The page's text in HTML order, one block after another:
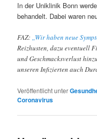
In der Uniklinik Bonn
behandelt. Dabei waren
FAZ: „Wir haben neue
Reizhusten, dazu eventuell
und Geschmacksverlust
unseren Infizierten auch
Veröffentlicht unter
Coronavirus